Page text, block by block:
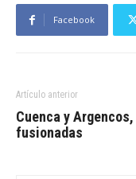
Facebook
Artículo anterior
Cuenca y Argencos,
fusionadas